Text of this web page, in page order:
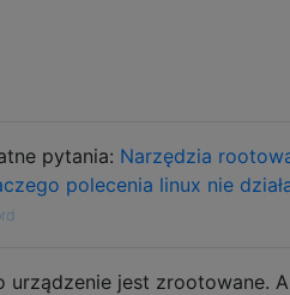
pytania: Narzędzia
polecenia linux nie
urządzenie jest zrootowane.